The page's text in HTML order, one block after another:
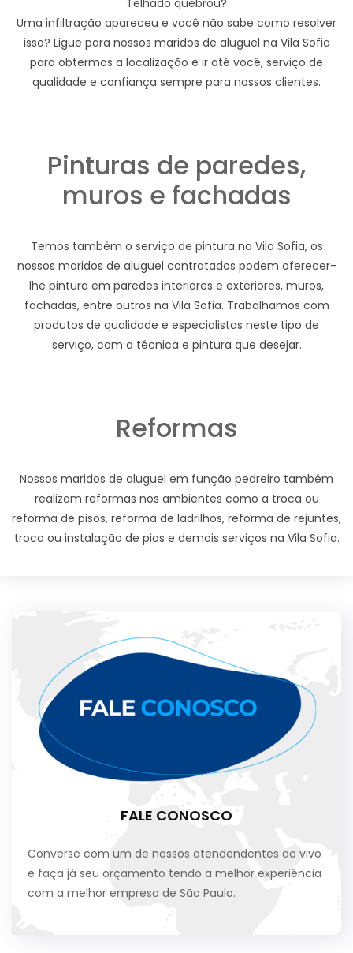
Telhado quebrou?
Uma infiltração apareceu e você não sabe como resolver
isso? Ligue para nossos maridos de aluguel na Vila Sofia
para obtermos a localização e ir até você, serviço de
qualidade e confiança sempre para nossos clientes.
Pinturas de paredes,
muros e fachadas
Temos também o serviço de pintura na Vila Sofia, os
nossos maridos de aluguel contratados podem oferecer-
lhe pintura em paredes interiores e exteriores, muros,
fachadas, entre outros na Vila Sofia. Trabalhamos com
produtos de qualidade e especialistas neste tipo de
serviço, com a técnica e pintura que desejar.
Reformas
Nossos maridos de aluguel em função pedreiro também
realizam reformas nos ambientes como a troca ou
reforma de pisos, reforma de ladrilhos, reforma de rejuntes,
troca ou instalação de pias e demais serviços na Vila Sofia.
FALE CONOSCO
Converse com um de nossos atendendentes ao vivo
e faça já seu orçamento tendo a melhor experiência
com a melhor empresa de São Paulo.